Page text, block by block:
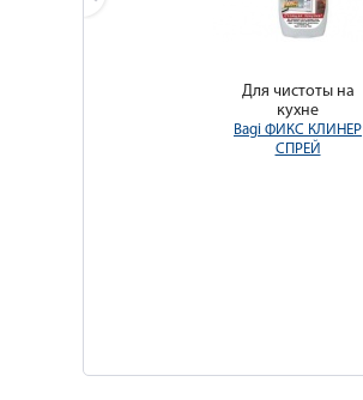
Для чистоты на
кухне
Bagi ФИКС КЛИНЕР
СПРЕЙ